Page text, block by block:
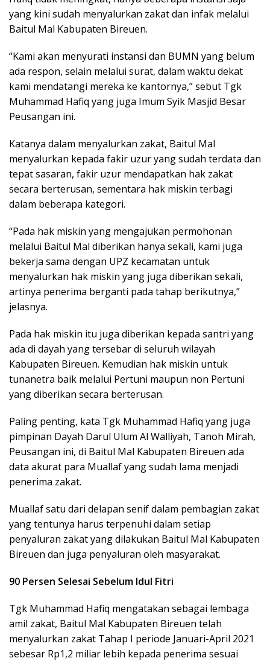
yang kini sudah menyalurkan zakat dan infak melalui
Baitul Mal Kabupaten Bireuen.
“Kami akan menyurati instansi dan BUMN yang belum
ada respon, selain melalui surat, dalam waktu dekat
kami mendatangi mereka ke kantornya,” sebut Tgk
Muhammad Hafiq yang juga Imum Syik Masjid Besar
Peusangan ini.
Katanya dalam menyalurkan zakat, Baitul Mal
menyalurkan kepada fakir uzur yang sudah terdata dan
tepat sasaran, fakir uzur mendapatkan hak zakat
secara berterusan, sementara hak miskin terbagi
dalam beberapa kategori.
“Pada hak miskin yang mengajukan permohonan
melalui Baitul Mal diberikan hanya sekali, kami juga
bekerja sama dengan UPZ kecamatan untuk
menyalurkan hak miskin yang juga diberikan sekali,
artinya penerima berganti pada tahap berikutnya,”
jelasnya.
Pada hak miskin itu juga diberikan kepada santri yang
ada di dayah yang tersebar di seluruh wilayah
Kabupaten Bireuen. Kemudian hak miskin untuk
tunanetra baik melalui Pertuni maupun non Pertuni
yang diberikan secara berterusan.
Paling penting, kata Tgk Muhammad Hafiq yang juga
pimpinan Dayah Darul Ulum Al Walliyah, Tanoh Mirah,
Peusangan ini, di Baitul Mal Kabupaten Bireuen ada
data akurat para Muallaf yang sudah lama menjadi
penerima zakat.
Muallaf satu dari delapan senif dalam pembagian zakat
yang tentunya harus terpenuhi dalam setiap
penyaluran zakat yang dilakukan Baitul Mal Kabupaten
Bireuen dan juga penyaluran oleh masyarakat.
90 Persen Selesai Sebelum Idul Fitri
Tgk Muhammad Hafiq mengatakan sebagai lembaga
amil zakat, Baitul Mal Kabupaten Bireuen telah
menyalurkan zakat Tahap I periode Januari-April 2021
sebesar Rp1,2 miliar lebih kepada penerima sesuai